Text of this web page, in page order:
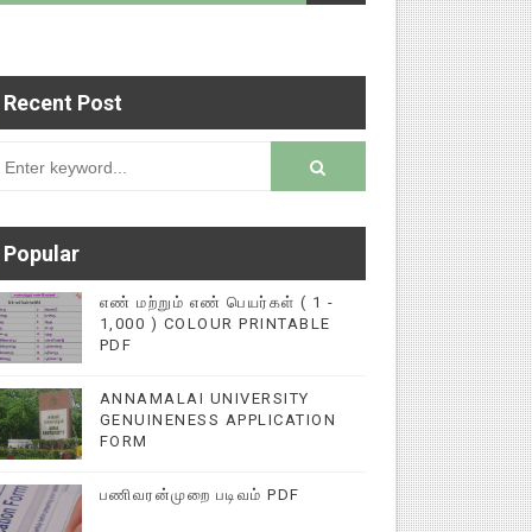
மின்னல் கல்விச் செய்தி இணையதளத்தில்
Recent Post
Popular
எண் மற்றும் எண் பெயர்கள் ( 1 -
1,000 ) COLOUR PRINTABLE
PDF
ANNAMALAI UNIVERSITY
GENUINENESS APPLICATION
FORM
பணிவரன்முறை படிவம் PDF